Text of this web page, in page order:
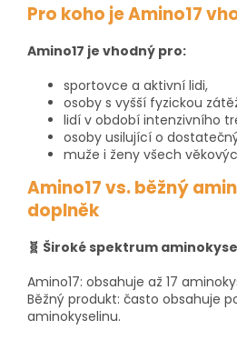
Pro koho je Amino17
Amino17 je vhodný pro:
sportovce a aktivní lidi,
osoby s vyšší fyzickou
lidí v období intenzivního
osoby usilující o
muže i ženy všech
Amino17 vs. běžný
doplněk
🧬 Široké spektrum
Amino17: obsahuje až 17
Běžný produkt: často obsahuje
aminokyselinu.